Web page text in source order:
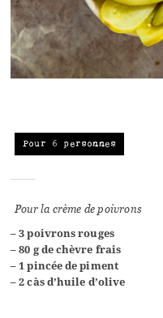
Pour 6 personnes
Pour la crème de poivrons
– 3 poivrons rouges
– 80 g de chèvre frais
– 1 pincée de piment
– 2 càs d’huile d’olive